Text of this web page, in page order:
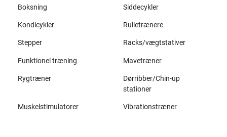
Boksning Siddecykler
Kondicykler Rulletrænere
Stepper Racks/vægtstativer
Funktionel træning Mavetræner
Rygtræner
Dørribber/Chin-up
stationer
Muskelstimulatorer Vibrationstræner